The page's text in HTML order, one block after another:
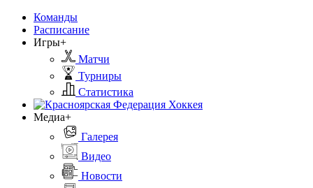
Команды
Расписание
Игры+
Матчи
Турниры
Статистика
Медиа+
Галерея
Видео
Новости